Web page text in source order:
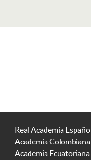
Real Academia
Academia Colombiana
Academia Ecuatoriana